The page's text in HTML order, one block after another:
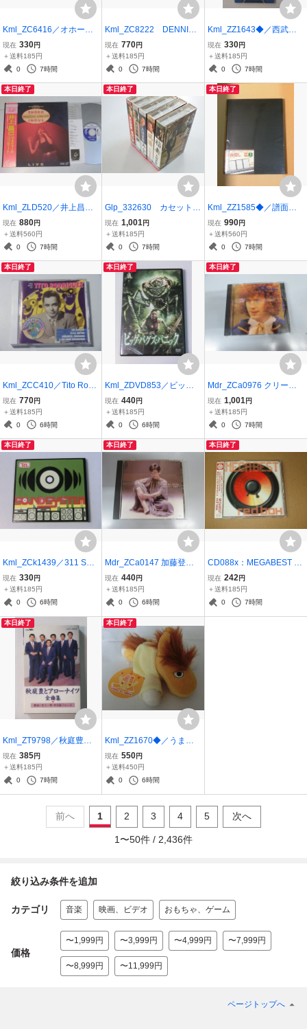
Kml_ZC6416／オホーツ
クDOいなか博テーマソン
グ「オホーツクの詩」
現在 330円
＋送料185円
0
7時間
Kml_ZC8222 DENNIS B
ROWN／VICTORY IS MI
NE
現在 770円
＋送料185円
0
7時間
Kml_ZZ1643◆／西武鉄
道 6000系 キーカバー
【未開封】
現在 330円
＋送料185円
0
7時間
本日終了
Kml_ZLD520／井上昌
己：マチエール・コンサ
ート （LD 動作未確認）
現在 880円
＋送料560円
0
7時間
本日終了
Glp_332630 カセットテ
ープ 大川栄策 稲妻/風
港/再会/駅/夜明け前 大川
栄策
現在 1,001 円
＋送料185円
0
7時間
本日終了
Kml_ZZ1585◆／譜面隠
し A4サイズ３面タイ
プ 楽譜をセットしたま
ま書込みができるホルダ
【未開封】
現在 990円
＋送料560円
0
7時間
本日終了
Kml_ZCC410／Tito Rodri
guez：The Best of Tito R
odriguez Vol.2 （輸入C
D）
現在 770円
＋送料185円
0
6時間
本日終了
Kml_ZDVD853／ビッ
グ・バグズ・パニック
（DVD）
現在 440円
＋送料185円
0
6時間
本日終了
Mdr_ZCa0976 クリーム/T
IPTOP CONDITION
現在 1,001 円
＋送料185円
0
7時間
本日終了
Kml_ZCk1439／311 SOU
NDSYSTEM （国内CD
デジパック）
現在 330円
＋送料185円
0
6時間
本日終了
Mdr_ZCa0147 加藤登紀
子/全曲集
現在 440円
＋送料185円
0
6時間
本日終了
CD088x：MEGABEST re
d box レーベル・ベストア
ルバム
現在 242円
＋送料185円
0
7時間
本日終了
Kml_ZT9798／秋庭豊と
アローナイツ 全曲集
「最後にもう一度」「中
の島ブルース」 （カセッ
現在 385円
＋送料185円
0
7時間
本日終了
Kml_ZZ1670◆／うまた
せくん ぬいぐるみ（ボ
ールチェーン付き）
現在 550円
＋送料450円
0
6時間
前へ 1 2 3 4 5 次へ
1 〜50件 / 2,436件
絞り込み条件を追加
カテゴリ 音楽 映画、ビデオ おもちゃ、ゲーム
価格
〜1,999円 〜3,999円 〜4,999円 〜7,999円
〜8,999円 〜11,999円
ページトップへ